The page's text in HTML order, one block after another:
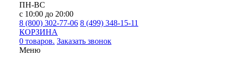
ПН-ВС
с 10:00 до 20:00
8 (800) 302-77-06 8 (499) 348-15-11
КОРЗИНА
0 товаров. Заказать звонок
Меню